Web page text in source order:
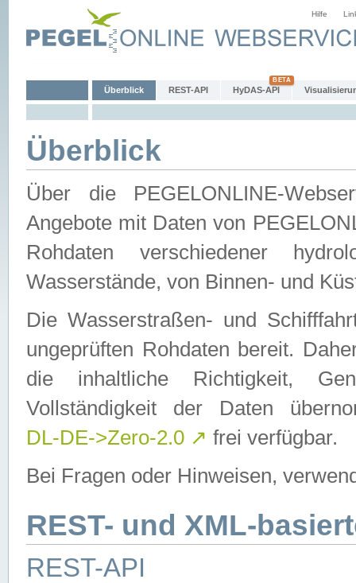
Hilfe
Überblick REST-API HyDAS-API
Überblick
Über die PEGELONLINE-
Angebote mit Daten von
Rohdaten verschiedener
Wasserstände, von Binnen- und
Die Wasserstraßen- und
ungeprüften Rohdaten bereit.
die inhaltliche Richtigkeit,
Vollständigkeit der Daten
DL-DE->Zero-2.0 ↗ frei verfügbar.
Bei Fragen oder Hinweisen,
REST- und XML-
REST-API